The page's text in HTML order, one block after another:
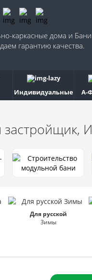
каркасные дома и Бани
гарантию качества.
Индивидуальные А-
Для русской
Зимы